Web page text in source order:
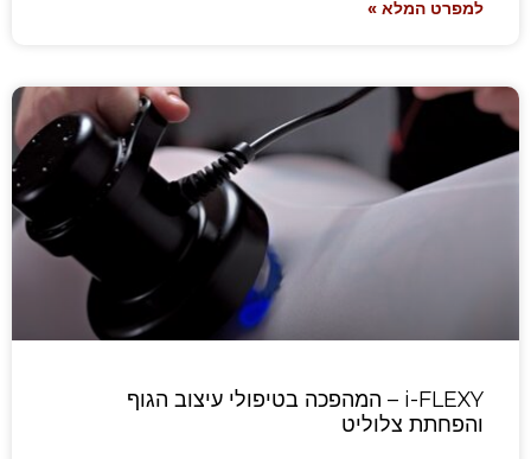
למפרט המלא »
i-FLEXY – המהפכה בטיפולי עיצוב הגוף
והפחתת צלוליט